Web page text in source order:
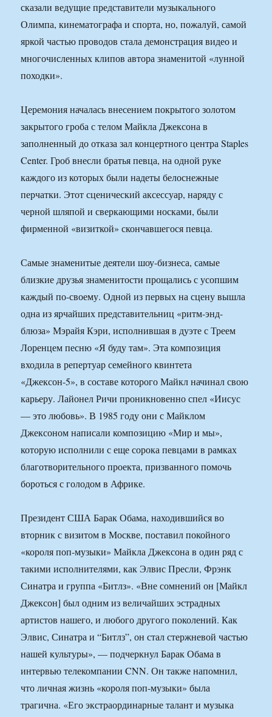
сказали ведущие представители музыкального
Олимпа, кинематографа и спорта, но, пожалуй, самой
яркой частью проводов стала демонстрация видео и
многочисленных клипов автора знаменитой «лунной
походки».
Церемония началась внесением покрытого золотом
закрытого гроба с телом Майкла Джексона в
заполненный до отказа зал концертного центра Staples
Center. Гроб внесли братья певца, на одной руке
каждого из которых были надеты белоснежные
перчатки. Этот сценический аксессуар, наряду с
черной шляпой и сверкающими носками, были
фирменной «визиткой» скончавшегося певца.
Самые знаменитые деятели шоу-бизнеса, самые
близкие друзья знаменитости прощались с усопшим
каждый по-своему. Одной из первых на сцену вышла
одна из ярчайших представительниц «ритм-энд-
блюза» Мэрайя Кэри, исполнившая в дуэте с Треем
Лоренцем песню «Я буду там». Эта композиция
входила в репертуар семейного квинтета
«Джексон-5», в составе которого Майкл начинал свою
карьеру. Лайонел Ричи проникновенно спел «Иисус
— это любовь». В 1985 году они с Майклом
Джексоном написали композицию «Мир и мы»,
которую исполнили с еще сорока певцами в рамках
благотворительного проекта, призванного помочь
бороться с голодом в Африке.
Президент США Барак Обама, находившийся во
вторник с визитом в Москве, поставил покойного
«короля поп-музыки» Майкла Джексона в один ряд с
такими исполнителями, как Элвис Пресли, Фрэнк
Синатра и группа «Битлз». «Вне сомнений он [Майкл
Джексон] был одним из величайших эстрадных
артистов нашего, и любого другого поколений. Как
Элвис, Синатра и “Битлз”, он стал стержневой частью
нашей культуры», — подчеркнул Барак Обама в
интервью телекомпании CNN. Он также напомнил,
что личная жизнь «короля поп-музыки» была
трагична. «Его экстраординарные талант и музыка